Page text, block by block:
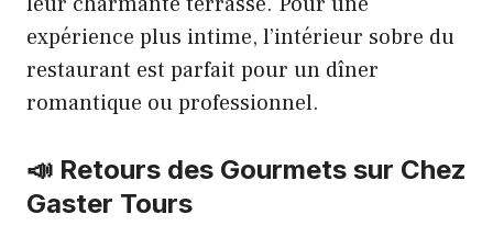
expérience plus intime, l’intérieur sobre du
restaurant est parfait pour un dîner
romantique ou professionnel.
📣 Retours des Gourmets sur Chez
Gaster Tours